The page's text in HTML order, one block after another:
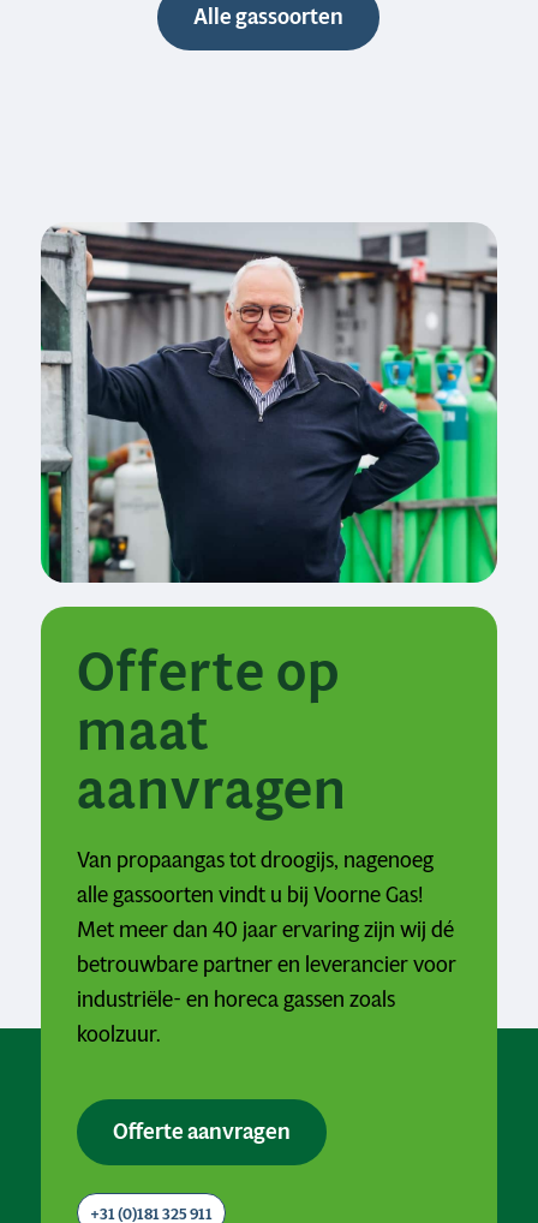
Alle gassoorten
Offerte op
maat
aanvragen
Van propaangas tot droogijs, nagenoeg
alle gassoorten vindt u bij Voorne Gas!
Met meer dan 40 jaar ervaring zijn wij dé
betrouwbare partner en leverancier voor
industriële- en horeca gassen zoals
koolzuur.
Offerte aanvragen
+31 (0)181 325 911